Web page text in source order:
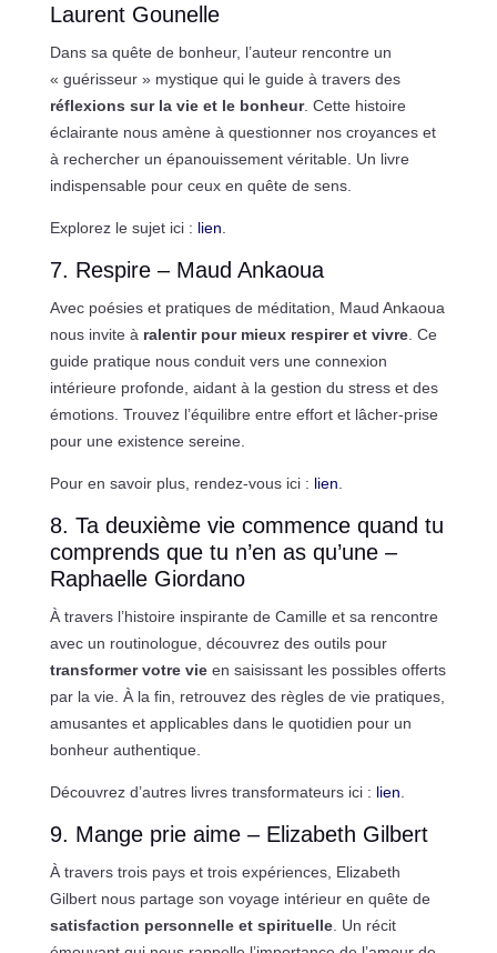
Laurent Gounelle
Dans sa quête de bonheur, l’auteur rencontre un
« guérisseur » mystique qui le guide à travers des
réflexions sur la vie et le bonheur. Cette histoire
éclairante nous amène à questionner nos croyances et
à rechercher un épanouissement véritable. Un livre
indispensable pour ceux en quête de sens.
Explorez le sujet ici : lien
7. Respire – Maud Ankaoua
Avec poésies et pratiques de méditation, Maud Ankaoua
nous invite à ralentir pour mieux respirer et vivre. Ce
guide pratique nous conduit vers une connexion
intérieure profonde, aidant à la gestion du stress et des
émotions. Trouvez l’équilibre entre effort et lâcher-prise
pour une existence sereine.
Pour en savoir plus, rendez-vous ici : lien
8. Ta deuxième vie commence quand tu
comprends que tu n’en as qu’une –
Raphaelle Giordano
À travers l’histoire inspirante de Camille et sa rencontre
avec un routinologue, découvrez des outils pour
transformer votre vieen saisissant les possibles offerts
par la vie. À la fin, retrouvez des règles de vie pratiques,
amusantes et applicables dans le quotidien pour un
bonheur authentique.
Découvrez d’autres livres transformateurs ici : lien
9. Mange prie aime – Elizabeth Gilbert
À travers trois pays et trois expériences, Elizabeth
Gilbert nous partage son voyage intérieur en quête de
satisfaction personnelle et spirituelle. Un récit